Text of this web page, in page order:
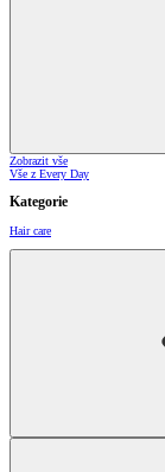
Zobrazit vše
Vše z Every Day
Kategorie
Hair care